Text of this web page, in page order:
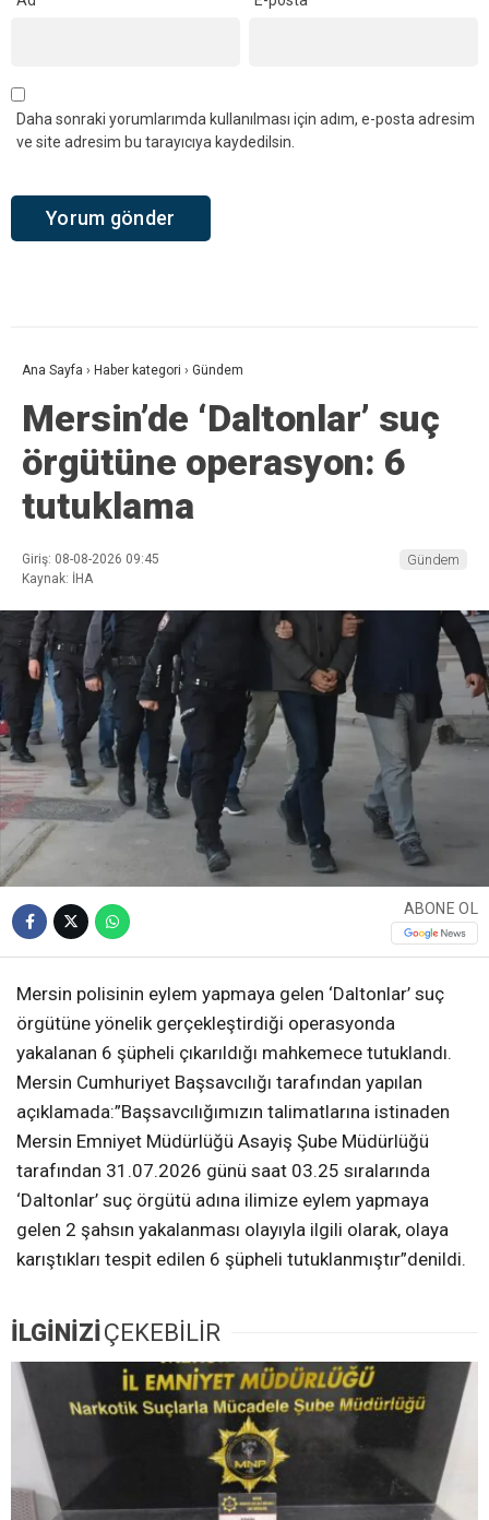
Daha sonraki yorumlarımda kullanılması için adım, e-posta adresim
ve site adresim bu tarayıcıya kaydedilsin.
Ana Sayfa › Haber kategori › Gündem
Mersin’de ‘Daltonlar’ suç
örgütüne operasyon: 6
tutuklama
Giriş: 08-08-2026 09:45
Kaynak: İHA
Gündem
ABONE OL
Mersin polisinin eylem yapmaya gelen ‘Daltonlar’ suç
örgütüne yönelik gerçekleştirdiği operasyonda
yakalanan 6 şüpheli çıkarıldığı mahkemece tutuklandı.
Mersin Cumhuriyet Başsavcılığı tarafından yapılan
açıklamada:”Başsavcılığımızın talimatlarına istinaden
Mersin Emniyet Müdürlüğü Asayiş Şube Müdürlüğü
tarafından 31.07.2026 günü saat 03.25 sıralarında
‘Daltonlar’ suç örgütü adına ilimize eylem yapmaya
gelen 2 şahsın yakalanması olayıyla ilgili olarak, olaya
karıştıkları tespit edilen 6 şüpheli tutuklanmıştır”denildi.
İLGİNİZİÇEKEBİLİR